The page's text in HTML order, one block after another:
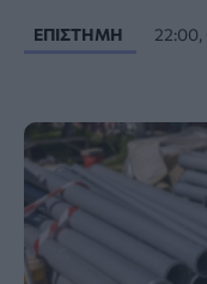
ΕΠΙΣΤΉΜΗ